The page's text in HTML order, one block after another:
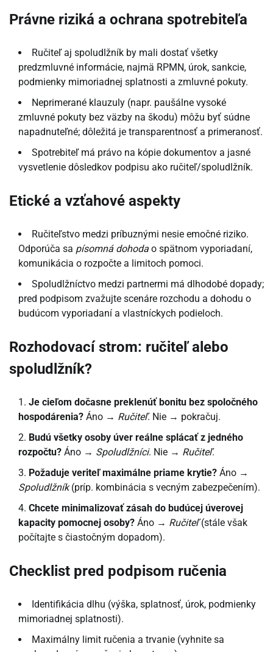
Právne riziká a ochrana spotrebiteľa
Ručiteľ aj spoludlžník by mali dostať všetky
predzmluvné informácie, najmä RPMN, úrok, sankcie,
podmienky mimoriadnej splatnosti a zmluvné pokuty.
Neprimerané klauzuly (napr. paušálne vysoké
zmluvné pokuty bez väzby na škodu) môžu byť súdne
napadnuteľné; dôležitá je transparentnosť a primeranosť.
Spotrebiteľ má právo na kópie dokumentov a jasné
vysvetlenie dôsledkov podpisu ako ručiteľ/spoludlžník.
Etické a vzťahové aspekty
Ručiteľstvo medzi príbuznými nesie emočné riziko.
Odporúča sa písomná dohoda o spätnom vyporiadaní,
komunikácia o rozpočte a limitoch pomoci.
Spoludlžníctvo medzi partnermi má dlhodobé dopady;
pred podpisom zvažujte scenáre rozchodu a dohodu o
budúcom vyporiadaní a vlastníckych podieloch.
Rozhodovací strom: ručiteľ alebo
spoludlžník?
Je cieľom dočasne preklenúť bonitu bez spoločného
hospodárenia? Áno → Ručiteľ. Nie → pokračuj.
Budú všetky osoby úver reálne splácať z jedného
rozpočtu? Áno → Spoludlžníci. Nie → Ručiteľ.
Požaduje veriteľ maximálne priame krytie? Áno →
Spoludlžník(príp. kombinácia s vecným zabezpečením).
Chcete minimalizovať zásah do budúcej úverovej
kapacity pomocnej osoby? Áno → Ručiteľ(stále však
počítajte s čiastočným dopadom).
Checklist pred podpisom ručenia
Identifikácia dlhu (výška, splatnosť, úrok, podmienky
mimoriadnej splatnosti).
Maximálny limit ručenia a trvanie (vyhnite sa